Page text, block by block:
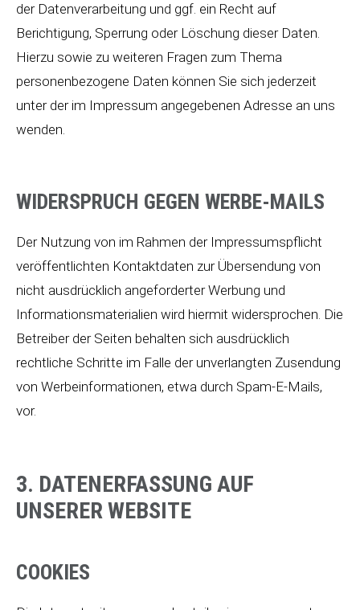
der Datenverarbeitung und ggf. ein Recht auf
Berichtigung, Sperrung oder Löschung dieser Daten.
Hierzu sowie zu weiteren Fragen zum Thema
personenbezogene Daten können Sie sich jederzeit
unter der im Impressum angegebenen Adresse an uns
wenden.
WIDERSPRUCH GEGEN WERBE-MAILS
Der Nutzung von im Rahmen der Impressumspflicht
veröffentlichten Kontaktdaten zur Übersendung von
nicht ausdrücklich angeforderter Werbung und
Informationsmaterialien wird hiermit widersprochen. Die
Betreiber der Seiten behalten sich ausdrücklich
rechtliche Schritte im Falle der unverlangten Zusendung
von Werbeinformationen, etwa durch Spam-E-Mails,
vor.
3. DATENERFASSUNG AUF
UNSERER WEBSITE
COOKIES